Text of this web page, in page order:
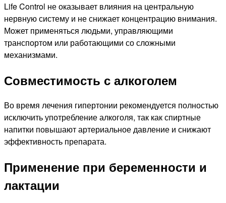
Life Control не оказывает влияния на центральную
нервную систему и не снижает концентрацию внимания.
Может применяться людьми, управляющими
транспортом или работающими со сложными
механизмами.
Совместимость с алкоголем
Во время лечения гипертонии рекомендуется полностью
исключить употребление алкоголя, так как спиртные
напитки повышают артериальное давление и снижают
эффективность препарата.
Применение при беременности и
лактации